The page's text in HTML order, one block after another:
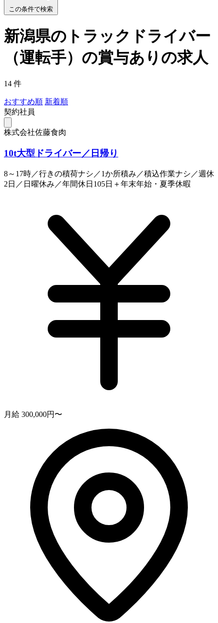
この条件で検索
新潟県のトラックドライバー
（運転手）の賞与ありの求人
14 件
おすすめ順 新着順
契約社員
株式会社佐藤食肉
10t大型ドライバー／日帰り
8～17時／行きの積荷ナシ／1か所積み／積込作業ナシ／週休
2日／日曜休み／年間休日105日＋年末年始・夏季休暇
月給 300,000円〜